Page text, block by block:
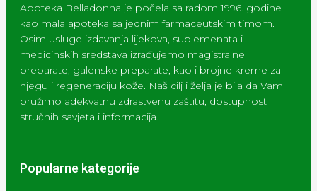
Apoteka Belladonna je počela sa radom 1996. godine
kao mala apoteka sa jednim farmaceutskim timom.
Osim usluge izdavanja lijekova, suplemenata i
medicinskih sredstava izrađujemo magistralne
preparate, galenske preparate, kao i brojne kreme za
njegu i regeneraciju kože. Naš cilj i želja je bila da Vam
pružimo adekvatnu zdrastvenu zaštitu, dostupnost
stručnih savjeta i informacija.
Popularne kategorije